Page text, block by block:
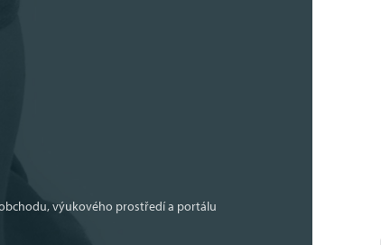
výukového prostředí a portálu